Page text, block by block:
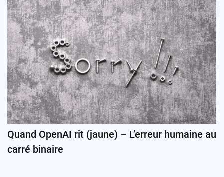
Quand OpenAI rit (jaune) – L’erreur humaine au
carré binaire